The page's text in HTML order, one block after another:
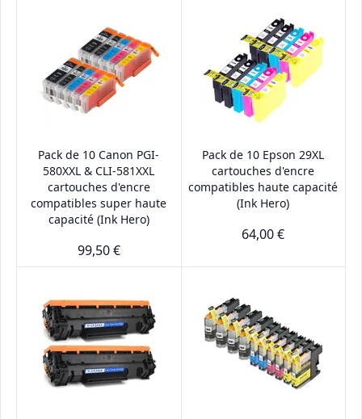
Pack de 10 Canon PGI-
580XXL & CLI-581XXL
cartouches d'encre
compatibles super haute
capacité (Ink Hero)
99,50 €
Pack de 10 Epson 29XL
cartouches d'encre
compatibles haute capacité
(Ink Hero)
64,00 €